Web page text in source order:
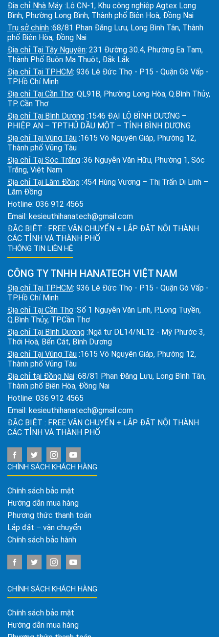
Địa chỉ Nhà Máy :Lô CN-1, Khu công nghiệp Agtex Long
Bình, Phường Long Bình, Thành phố Biên Hoà, Đồng Nai
Trụ sở chính :68/81 Phan Đăng Lưu, Long Bình Tân, Thành
phố Biên Hòa, Đồng Nai
Địa chỉ Tại Tây Nguyên: 231 Đường 30.4, Phường Ea Tam,
Thành Phố Buôn Ma Thuột, Đắk Lắk
Địa chỉ Tại TPHCM: 936 Lê Đức Thọ - P15 - Quận Gò Vấp -
TP.Hồ Chí Minh
Địa chỉ Tại Cần Thơ: QL91B, Phường Long Hòa, Q.Bình Thủy,
TP. Cần Thơ
Địa chỉ Tại Bình Dương :1546 ĐẠI LỘ BÌNH DƯƠNG –
P.HIỆP AN – TP.THỦ DẦU MỘT – TỈNH BÌNH DƯƠNG
Địa chỉ Tại Vũng Tàu :1615 Võ Nguyên Giáp, Phường 12,
Thành phố Vũng Tàu
Địa chỉ Tại Sóc Trăng :36 Nguyễn Văn Hữu, Phường 1, Sóc
Trăng, Việt Nam
Địa chỉ Tại Lâm Đồng :454 Hùng Vương – Thị Trấn Di Linh –
Lâm Đồng
Hotline: 036 912 4565
Email: kesieuthihanatech@gmail.com
ĐẶC BIỆT : FREE VẬN CHUYỂN + LẮP ĐẶT NỘI THÀNH
CÁC TỈNH VÀ THÀNH PHỐ
THÔNG TIN LIÊN HỆ
CÔNG TY TNHH HANATECH VIỆT NAM
Địa chỉ Tại TPHCM: 936 Lê Đức Thọ - P15 - Quận Gò Vấp -
TP.Hồ Chí Minh
Địa chỉ Tại Cần Thơ :Số 1 Nguyễn Văn Linh, P.Long Tuyền,
Q.Bình Thủy, TP.Cần Thơ
Địa chỉ Tại Bình Dương :Ngã tư DL14/NL12 - Mỹ Phước 3,
Thới Hoà, Bến Cát, Bình Dương
Địa chỉ Tại Vũng Tàu :1615 Võ Nguyên Giáp, Phường 12,
Thành phố Vũng Tàu
Địa chỉ tại Đồng Nai :68/81 Phan Đăng Lưu, Long Bình Tân,
Thành phố Biên Hòa, Đồng Nai
Hotline: 036 912 4565
Email: kesieuthihanatech@gmail.com
ĐẶC BIỆT : FREE VẬN CHUYỂN + LẮP ĐẶT NỘI THÀNH
CÁC TỈNH VÀ THÀNH PHỐ
CHÍNH SÁCH KHÁCH HÀNG
Chính sách bảo mật
Hướng dẫn mua hàng
Phương thức thanh toán
Lắp đặt – vận chuyển
Chính sách bảo hành
CHÍNH SÁCH KHÁCH HÀNG
Chính sách bảo mật
Hướng dẫn mua hàng